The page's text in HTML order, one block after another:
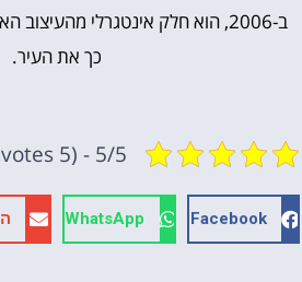
ב-2006, הוא חלק אינטגרלי מהעיצוב
כך את העיר.
5/5 - (5 votes)
Facebook
WhatsApp